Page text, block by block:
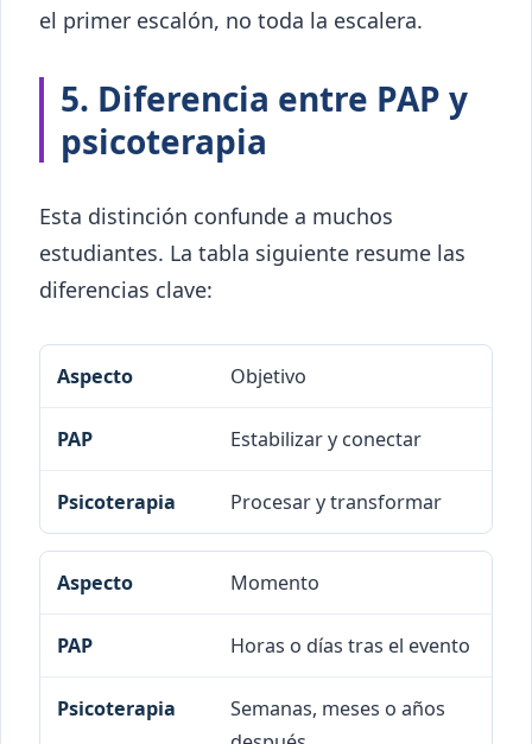
el primer escalón, no toda la escalera.
5. Diferencia entre PAP y
psicoterapia
Esta distinción confunde a muchos
estudiantes. La tabla siguiente resume las
diferencias clave:
Aspecto PAP Psicoterapia
Objetivo
Estabilizar y conectar
Procesar y transformar
Momento
Horas o días tras el evento
Semanas, meses o años